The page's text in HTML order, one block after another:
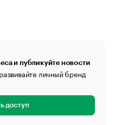
и публикуйте новости
личный бренд
доступ